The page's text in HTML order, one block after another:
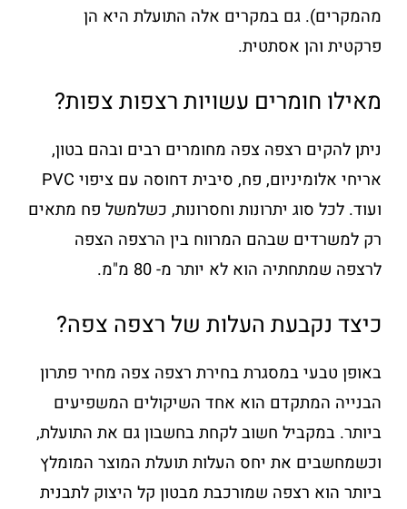
מהמקרים). גם במקרים אלה התועלת היא הן
פרקטית והן אסתטית.
מאילו חומרים עשויות רצפות צפות?
ניתן להקים רצפה צפה מחומרים רבים ובהם בטון,
אריחי אלומיניום, פח, סיבית דחוסה עם ציפוי PVC
ועוד. לכל סוג יתרונות וחסרונות, כשלמשל פח מתאים
רק למשרדים שבהם המרווח בין הרצפה הצפה
לרצפה שמתחתיה הוא לא יותר מ- 80 מ"מ.
כיצד נקבעת העלות של רצפה צפה?
באופן טבעי במסגרת בחירת רצפה צפה מחיר פתרון
הבנייה המתקדם הוא אחד השיקולים המשפיעים
ביותר. במקביל חשוב לקחת בחשבון גם את התועלת,
וכשמחשבים את יחס העלות תועלת המוצר המומלץ
ביותר הוא רצפה שמורכבת מבטון קל היצוק לתבנית